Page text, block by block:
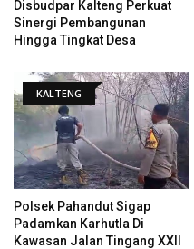
Disbudpar Kalteng Perkuat
Sinergi Pembangunan
Hingga Tingkat Desa
KALTENG
Polsek Pahandut Sigap
Padamkan Karhutla Di
Kawasan Jalan Tingang XXII